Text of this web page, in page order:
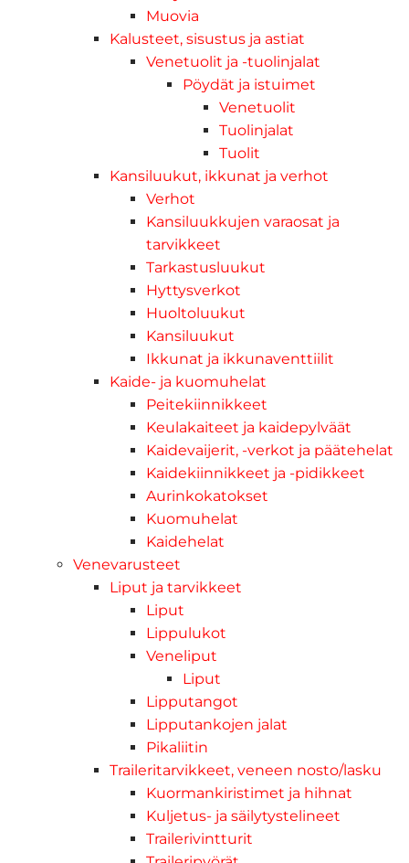
Muovia
Kalusteet, sisustus ja astiat
Venetuolit ja -tuolinjalat
Pöydät ja istuimet
Venetuolit
Tuolinjalat
Tuolit
Kansiluukut, ikkunat ja verhot
Verhot
Kansiluukkujen varaosat ja
tarvikkeet
Tarkastusluukut
Hyttysverkot
Huoltoluukut
Kansiluukut
Ikkunat ja ikkunaventtiilit
Kaide- ja kuomuhelat
Peitekiinnikkeet
Keulakaiteet ja kaidepylväät
Kaidevaijerit, -verkot ja päätehelat
Kaidekiinnikkeet ja -pidikkeet
Aurinkokatokset
Kuomuhelat
Kaidehelat
Venevarusteet
Liput ja tarvikkeet
Liput
Lippulukot
Veneliput
Liput
Lipputangot
Lipputankojen jalat
Pikaliitin
Traileritarvikkeet, veneen nosto/lasku
Kuormankiristimet ja hihnat
Kuljetus- ja säilytystelineet
Trailerivintturit